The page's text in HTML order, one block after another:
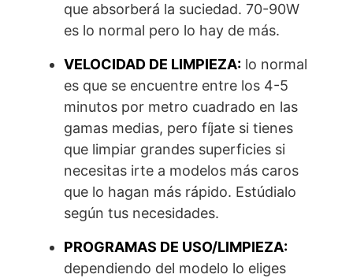
que absorberá la suciedad. 70-90W
es lo normal pero lo hay de más.
VELOCIDAD DE LIMPIEZA: lo normal
es que se encuentre entre los 4-5
minutos por metro cuadrado en las
gamas medias, pero fíjate si tienes
que limpiar grandes superficies si
necesitas irte a modelos más caros
que lo hagan más rápido. Estúdialo
según tus necesidades.
PROGRAMAS DE USO/LIMPIEZA:
dependiendo del modelo lo eliges